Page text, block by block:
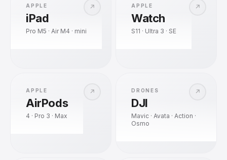
↗
APPLE
iPad
Pro M5 · Air M4 · mini
↗
APPLE
Watch
S11 · Ultra 3 · SE
↗
APPLE
AirPods
4 · Pro 3 · Max
↗
DRONES
DJI
Mavic · Avata · Action ·
Osmo